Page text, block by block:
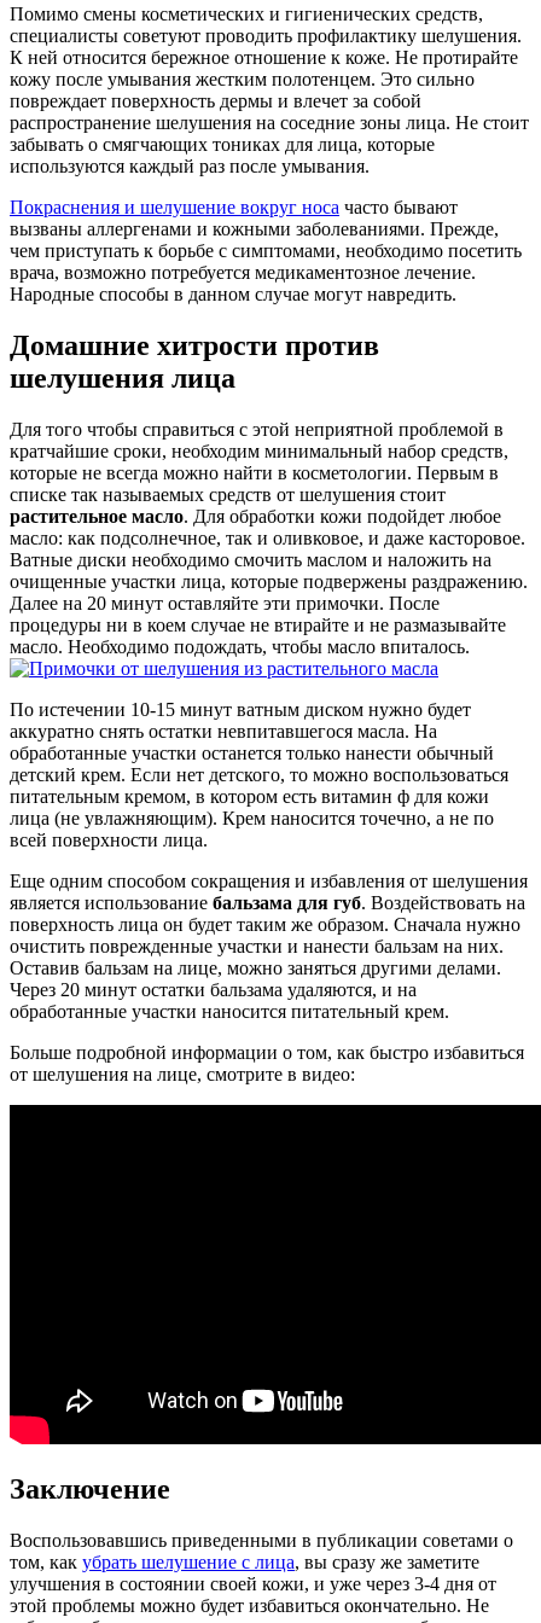
Помимо смены косметических и гигиенических средств,
специалисты советуют проводить профилактику шелушения.
К ней относится бережное отношение к коже. Не протирайте
кожу после умывания жестким полотенцем. Это сильно
повреждает поверхность дермы и влечет за собой
распространение шелушения на соседние зоны лица. Не стоит
забывать о смягчающих тониках для лица, которые
используются каждый раз после умывания.
Покраснения и шелушение вокруг носа часто бывают
вызваны аллергенами и кожными заболеваниями. Прежде,
чем приступать к борьбе с симптомами, необходимо посетить
врача, возможно потребуется медикаментозное лечение.
Народные способы в данном случае могут навредить.
Домашние хитрости против
шелушения лица
Для того чтобы справиться с этой неприятной проблемой в
кратчайшие сроки, необходим минимальный набор средств,
которые не всегда можно найти в косметологии. Первым в
списке так называемых средств от шелушения стоит
растительное масло. Для обработки кожи подойдет любое
масло: как подсолнечное, так и оливковое, и даже касторовое.
Ватные диски необходимо смочить маслом и наложить на
очищенные участки лица, которые подвержены раздражению.
Далее на 20 минут оставляйте эти примочки. После
процедуры ни в коем случае не втирайте и не размазывайте
масло. Необходимо подождать, чтобы масло впиталось.
По истечении 10-15 минут ватным диском нужно будет
аккуратно снять остатки невпитавшегося масла. На
обработанные участки останется только нанести обычный
детский крем. Если нет детского, то можно воспользоваться
питательным кремом, в котором есть витамин ф для кожи
лица (не увлажняющим). Крем наносится точечно, а не по
всей поверхности лица.
Еще одним способом сокращения и избавления от шелушения
является использование бальзама для губ. Воздействовать на
поверхность лица он будет таким же образом. Сначала нужно
очистить поврежденные участки и нанести бальзам на них.
Оставив бальзам на лице, можно заняться другими делами.
Через 20 минут остатки бальзама удаляются, и на
обработанные участки наносится питательный крем.
Больше подробной информации о том, как быстро избавиться
от шелушения на лице, смотрите в видео:
Заключение
Воспользовавшись приведенными в публикации советами о
том, как убрать шелушение с лица, вы сразу же заметите
улучшения в состоянии своей кожи, и уже через 3-4 дня от
этой проблемы можно будет избавиться окончательно. Не